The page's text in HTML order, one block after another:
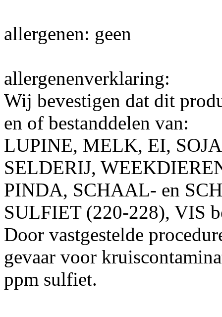
allergenen: geen
allergenenverklaring:
Wij bevestigen dat dit
en of bestanddelen van:
LUPINE, MELK, EI,
SELDERIJ,
PINDA, SCHAAL- en
SULFIET (220-228), VIS
Door vastgestelde
gevaar voor
ppm sulfiet.